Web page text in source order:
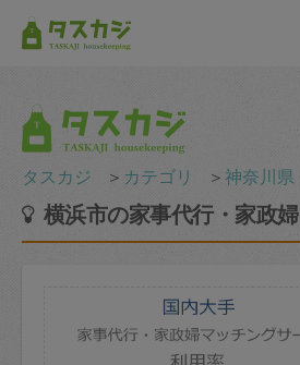
タスカジ ＞ カテゴリ ＞神奈川県
横浜市の家事代行・家政婦